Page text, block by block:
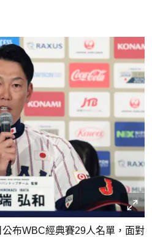
布WBC經典賽29人名單，面對